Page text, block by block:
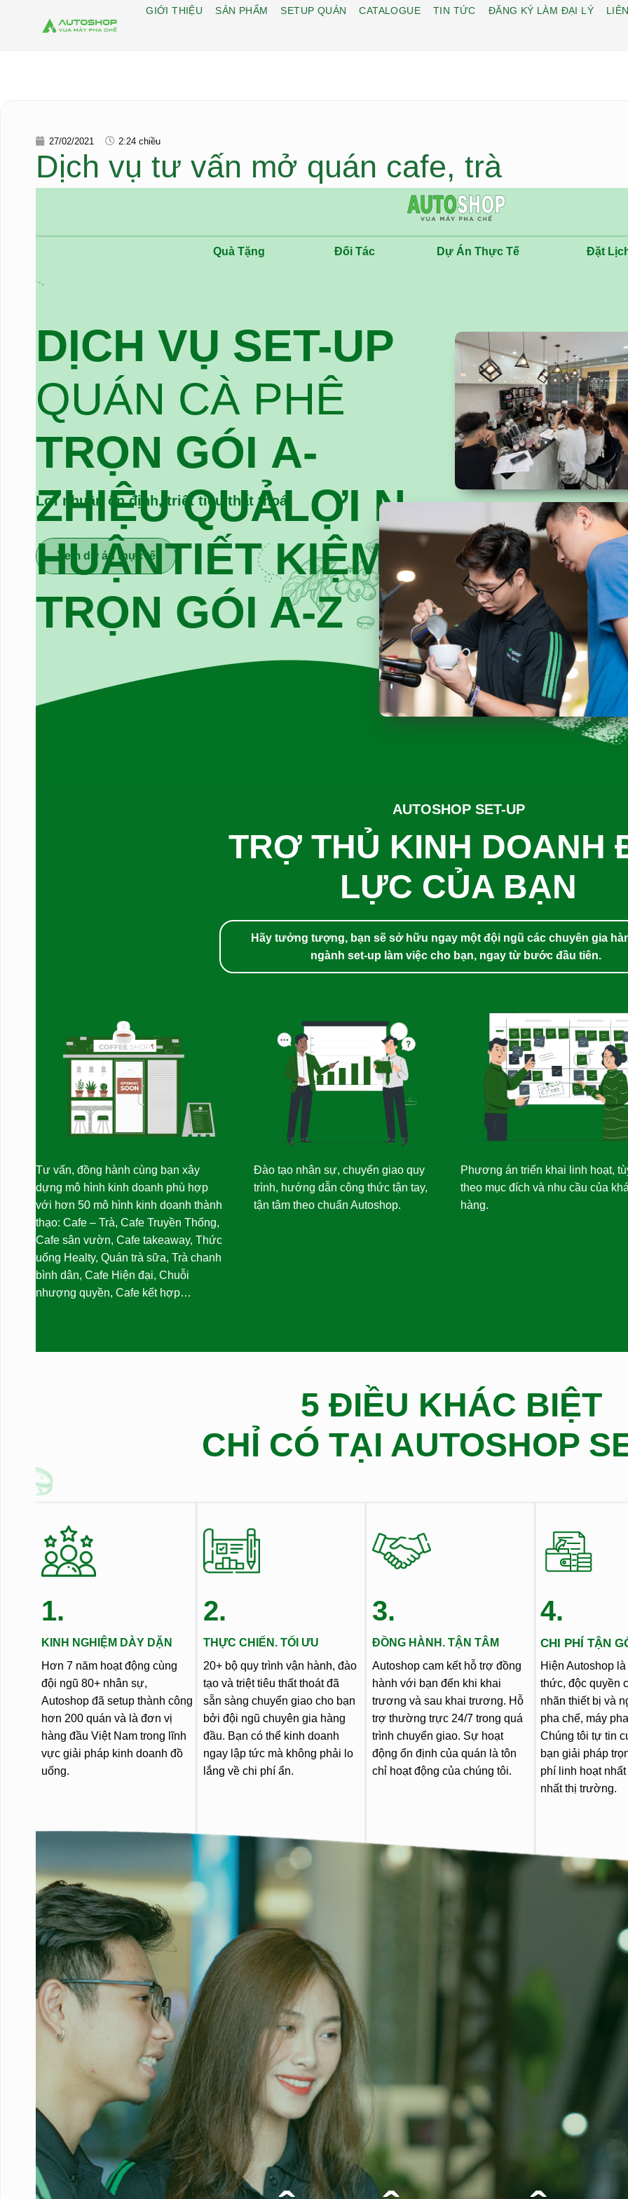
GIỚI THIỆU SẢN PHẨM SETUP QUÁN CATALOGUE TIN TỨC ĐĂNG KÝ LÀM ĐẠI LÝ
27/02/2021 2:24 chiều
Dịch vụ tư vấn mở quán cafe, trà
Lợi nhuận ổn định, triệt tiêu thất thoát
Xem dự án thực tế
DỊCH VỤ SET-UP
QUÁN CÀ PHÊ
TRỌN GÓI A-
ZHIỆU QUẢLỢI N
HUẬNTIẾT KIỆM
TRỌN GÓI A-Z
Quà Tặng Đối Tác Dự Án Thực Tế Đặt
Phương án triển khai linh hoạt,
theo mục đích và nhu cầu của
hàng.
Tư vấn, đồng hành cùng bạn xây
dựng mô hình kinh doanh phù hợp
với hơn 50 mô hình kinh doanh thành
thạo: Cafe – Trà, Cafe Truyền Thống,
Cafe sân vườn, Cafe takeaway, Thức
uống Healty, Quán trà sữa, Trà chanh
bình dân, Cafe Hiện đại, Chuỗi
nhượng quyền, Cafe kết hợp…
Đào tạo nhân sự, chuyển giao quy
trình, hướng dẫn công thức tận tay,
tận tâm theo chuẩn Autoshop.
AUTOSHOP SET-UP
TRỢ THỦ KINH DOANH
LỰC CỦA BẠN
Hãy tưởng tượng, bạn sẽ sở hữu ngay một đội ngũ các chuyên gia
ngành set-up làm việc cho bạn, ngay từ bước đầu tiên.
5 ĐIỀU KHÁC BIỆT
CHỈ CÓ TẠI AUTOSHOP
KINH NGHIỆM DÀY DẶN
1.
Hơn 7 năm hoạt động cùng
đội ngũ 80+ nhân sự,
Autoshop đã setup thành công
hơn 200 quán và là đơn vị
hàng đầu Việt Nam trong lĩnh
vực giải pháp kinh doanh đồ
uống.
20+ bộ quy trình vận hành, đào
tạo và triệt tiêu thất thoát đã
sẵn sàng chuyển giao cho bạn
bởi đội ngũ chuyên gia hàng
đầu. Bạn có thể kinh doanh
ngay lập tức mà không phải lo
lắng về chi phí ẩn.
THỰC CHIẾN. TỐI ƯU
2. 3.
ĐỒNG HÀNH. TẬN TÂM
Autoshop cam kết hỗ trợ đồng
hành với bạn đến khi khai
trương và sau khai trương. Hỗ
trợ thường trực 24/7 trong quá
trình chuyển giao. Sự hoạt
động ổn định của quán là tôn
chỉ hoạt động của chúng tôi.
4.
CHI PHÍ TẬN
Hiện Autoshop
thức, độc quyền
nhãn thiết bị và
pha chế, máy
Chúng tôi tự tin
bạn giải pháp
phí linh hoạt
nhất thị trường.